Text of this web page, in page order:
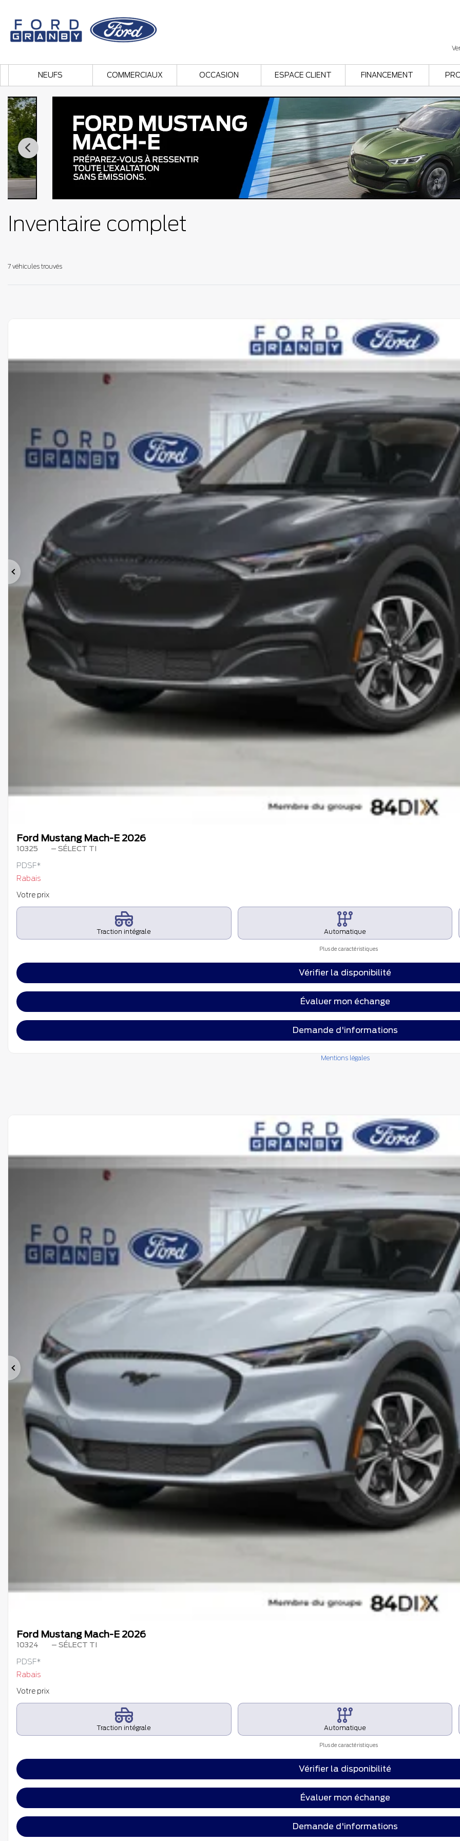
NEUFS COMMERCIAUX OCCASION ESPACE CLIENT FINANCEMENT
Inventaire complet
7 véhicules trouvés
Précédent
Ford Mustang Mach-E 2026
10325 – SÉLECT TI
PDSF*
Rabais
Votre prix
Traction intégrale Automatique
Plus de caractéristiques
Vérifier la disponibilité
Évaluer mon échange
Demande d'informations
Mentions légales
Précédent
Ford Mustang Mach-E 2026
10324 – SÉLECT TI
PDSF*
Rabais
Votre prix
Traction intégrale Automatique
Plus de caractéristiques
Vérifier la disponibilité
Évaluer mon échange
Demande d'informations